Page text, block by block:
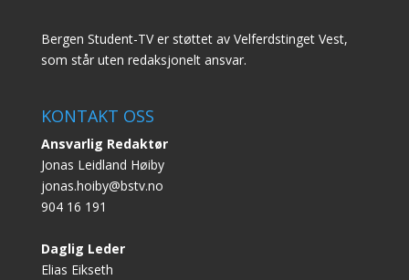
Bergen Student-TV er støttet av Velferdstinget Vest,
som står uten redaksjonelt ansvar.
KONTAKT OSS
Ansvarlig Redaktør
Jonas Leidland Høiby
jonas.hoiby@bstv.no
904 16 191
Daglig Leder
Elias Eikseth